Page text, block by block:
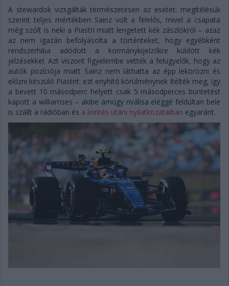
A stewardok vizsgálták természetesen az esetet: megítélésük
szerint teljes mértékben Sainz volt a felelős, mivel a csapata
még szólt is neki a Piastri miatt lengetett kék zászlókról – azaz
az nem igazán befolyásolta a történteket, hogy egyébként
rendszerhiba adódott a kormánykijelzőkre küldött kék
jelzésekkel. Azt viszont figyelembe vették a felügyelők, hogy az
autók pozíciója miatt Sainz nem láthatta az épp lekörözni és
előzni készülő Piastrit: ezt enyhítő körülménynek ítélték meg, így
a bevett 10 másodperc helyett csak 5 másodperces büntetést
kapott a williamses – akibe amúgy riválisa eléggé feldúltan bele
is szállt a rádióban és a leintés utáni nyilatkozataiban egyaránt.